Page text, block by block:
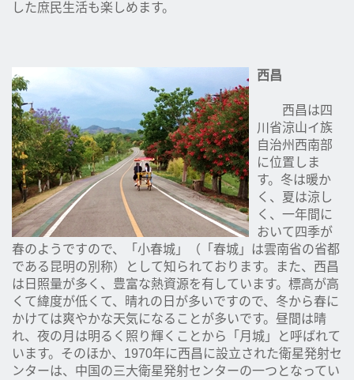
した庶民生活も楽しめます。
西昌
西昌は四
川省涼山イ族
自治州西南部
に位置しま
す。冬は暖か
く、夏は涼し
く、一年間に
おいて四季が
春のようですので、「小春城」（「春城」は雲南省の省都
である昆明の別称）として知られております。また、西昌
は日照量が多く、豊富な熱資源を有しています。標高が高
くて緯度が低くて、晴れの日が多いですので、冬から春に
かけては爽やかな天気になることが多いです。昼間は晴
れ、夜の月は明るく照り輝くことから「月城」と呼ばれて
います。そのほか、1970年に西昌に設立された衛星発射セ
ンターは、中国の三大衛星発射センターの一つとなってい